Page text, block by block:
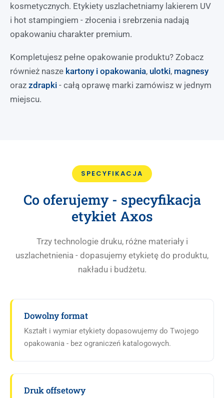
kosmetycznych. Etykiety uszlachetniamy lakierem UV
i hot stampingiem - złocenia i srebrzenia nadają
opakowaniu charakter premium.
Kompletujesz pełne opakowanie produktu? Zobacz
również nasze kartony i opakowania, ulotki, magnesy
oraz zdrapki - całą oprawę marki zamówisz w jednym
miejscu.
SPECYFIKACJA
Co oferujemy - specyfikacja
etykiet Axos
Trzy technologie druku, różne materiały i
uszlachetnienia - dopasujemy etykietę do produktu,
nakładu i budżetu.
Dowolny format
Kształt i wymiar etykiety dopasowujemy do Twojego
opakowania - bez ograniczeń katalogowych.
Druk offsetowy